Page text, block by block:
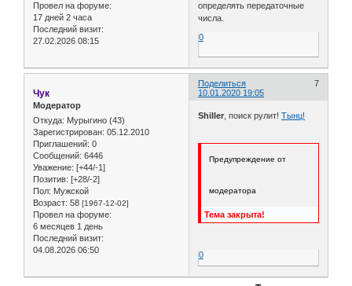
Провел на форуме:
17 дней 2 часа
Последний визит:
27.02.2026 08:15
определять передаточные
числа.
0
Поделиться
7
10.01.2020 19:05
Чук
Модератор
Откуда: Мурыгино (43)
Зарегистрирован: 05.12.2010
Приглашений: 0
Сообщений: 6446
Уважение: [+44/-1]
Позитив: [+28/-2]
Пол: Мужской
Возраст: 58 [1967-12-02]
Провел на форуме:
6 месяцев 1 день
Последний визит:
04.08.2026 06:50
Shiller, поиск рулит!Тынц!
Предупреждение от
модератора
Тема закрыта!
0